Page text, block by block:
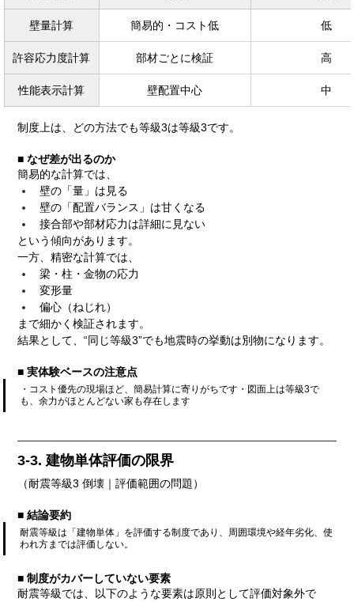
壁量計算 簡易的・コスト低 低
許容応力度計算 部材ごとに検証 高
性能表示計算 壁配置中心 中
制度上は、どの方法でも等級3は等級3です。
■ なぜ差が出るのか
簡易的な計算では、
壁の「量」は見る
壁の「配置バランス」は甘くなる
接合部や部材応力は詳細に見ない
という傾向があります。
一方、精密な計算では、
梁・柱・金物の応力
変形量
偏心（ねじれ）
まで細かく検証されます。
結果として、“同じ等級3”でも地震時の挙動は別物になります。
■ 実体験ベースの注意点
・コスト優先の現場ほど、簡易計算に寄りがちです・図面上は等級3で
も、余力がほとんどない家も存在します
3-3. 建物単体評価の限界
（耐震等級3 倒壊｜評価範囲の問題）
■ 結論要約
耐震等級は「建物単体」を評価する制度であり、周囲環境や経年劣化、使
われ方までは評価しない。
■ 制度がカバーしていない要素
耐震等級では、以下のような要素は原則として評価対象外で